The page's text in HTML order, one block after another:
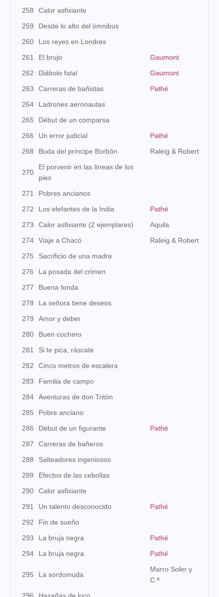
258
Calor asfixiante
259
Desde lo alto del ómnibus
260
Los reyes en Londres
261
El brujo
Gaumont
262
Diábolo fatal
Gaumont
263
Carreras de bañistas
Pathé
264
Ladrones aeronautas
265
Début de un comparsa
266
Un error judicial
Pathé
268
Boda del príncipe Borbón Raleig & Robert
270
El porvenir en las líneas de los
pies
271
Pobres ancianos
272
Los elefantes de la India
Pathé
273
Calor asfixiante (2 ejemplares)
Aquila
274
Viaje a Chacó
Raleig & Robert
275
Sacrificio de una madre
276
La posada del crimen
277
Buena fonda
278
La señora tiene deseos
279
Amor y deber
280
Buen cochero
281
Si te pica, ráscate
282
Cinco metros de escalera
283
Familia de campo
284
Aventuras de don Tritón
285
Pobre anciano
286
Début de un figurante
Pathé
287
Carreras de bañeros
288
Salteadores ingeniosos
289
Efectos de las cebollas
290
Calor asfixiante
291
Un talento desconocido
Pathé
292
Fin de sueño
293
La bruja negra
Pathé
294
La bruja negra Pathé
295 La sordomuda
Marro Soler y
C.ª